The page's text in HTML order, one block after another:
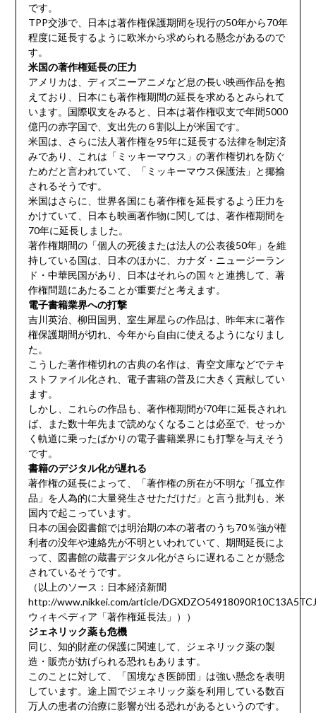
です。
TPP交渉で、日本は著作権保護期間を現行の50年から70年
程度に延長するように欧米から求められる懸念があるので
す。
米国の著作権延長の圧力
アメリカは、ディズニーアニメなど息の長い映画作品を抱
えており、日本にも著作権期間の延長を求めるとみられて
います。国際収支をみると、日本は著作権収支で年間5000
億円の赤字国で、支出先の６割以上が米国です。
米国は、さらに法人著作権を95年に延長する法律を制定済
みであり、これは「ミッキーマウス」の著作権切れを防ぐ
ためだと言われていて、「ミッキーマウス保護法」と揶揄
されるそうです。
米国はさらに、世界各国にも著作権を延長するよう圧力を
かけていて、日本も映画著作物に関しては、著作権期間を
70年に延長しました。
著作権期間の「個人の死後または法人の公表後50年」を維
持している国は、日本のほかに、カナダ・ニュージーラン
ド・中華民国があり、日本はそれらの国々と連携して、著
作権問題にあたることが重要だと考えます。
電子書籍業界への打撃
吉川英治、柳田国男、室生犀星らの作品は、昨年末に著作
権保護期間が切れ、今年から自由に使えるようになりまし
た。
こうした著作権切れの古典の名作は、青空文庫などでテキ
ストファイル化され、電子書籍の普及に大きく貢献してい
ます。
しかし、これらの作品も、著作権期間が70年に延長されれ
ば、また数十年先まで読めなくなることは必至で、せっか
く軌道に乗ったばかりの電子書籍業界にも打撃を与えそう
です。
書籍のデジタル化が遅れる
著作権の延長によって、「著作権の所在が不明な「孤立作
品」を人為的に大量発生させただけだ」と言う批判も、米
国内で起こっています。
日本の国会図書館では明治期の本の著者のうち70％強が権
利者の没年や連絡先が不明といわれていて、期間延長によ
って、図書館の蔵書デジタル化がさらに遅れることが懸念
されているそうです。
（以上のソース：日本経済新聞
http://www.nikkei.com/article/
ウィキペディア「著作権延長法」））
ジェネリック薬も危機
同じ、知的財産の保護に関連して、ジェネリック薬の製
造・販売が妨げられる恐れもあります。
このことに対して、「国境なき医師団」は強い懸念を表明
しています。途上国でジェネリック薬を利用している数百
万人の患者の治療に影響が出る恐れがあるというのです。